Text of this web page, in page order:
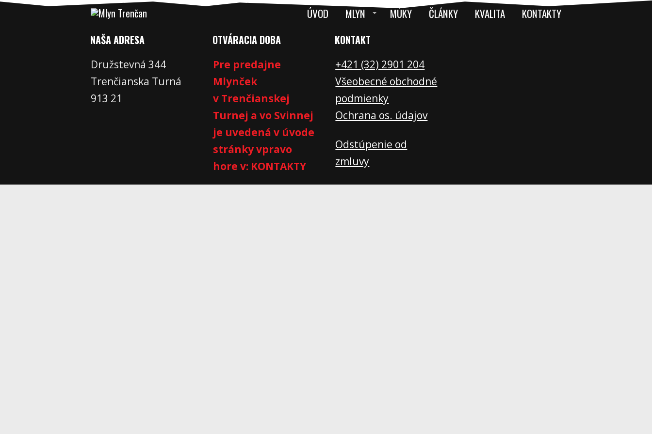
ÚVOD MLYN MÚKY ČLÁNKY KVALITA KONTAKTY
NAŠA ADRESA
Družstevná 344
Trenčianska Turná
913 21
OTVÁRACIA DOBA
Pre predajne
Mlynček
v Trenčianskej
Turnej a vo Svinnej
je uvedená v úvode
stránky vpravo
hore v: KONTAKTY
KONTAKT
+421 (32) 2901 204
Všeobecné obchodné
podmienky
Ochrana os. údajov
Odstúpenie od
zmluvy